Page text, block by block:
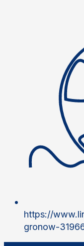
https://
gronow-